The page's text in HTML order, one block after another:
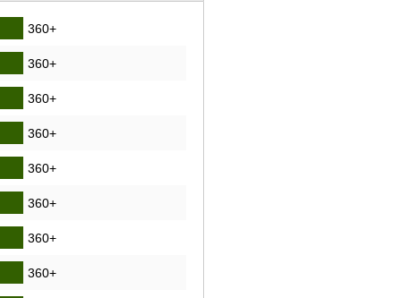
360+
360+
360+
360+
360+
360+
360+
360+